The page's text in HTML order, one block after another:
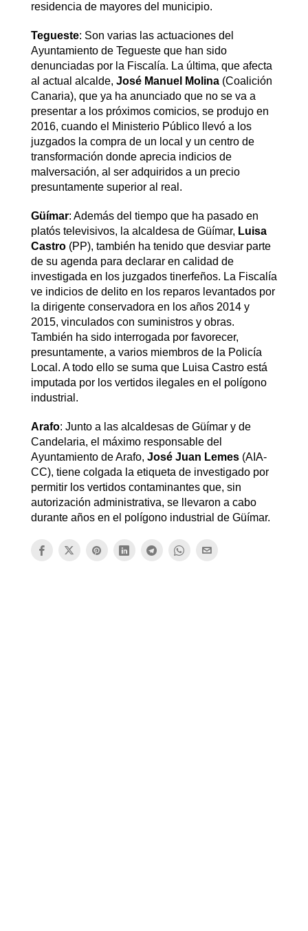
residencia de mayores del municipio.
Tegueste: Son varias las actuaciones del
Ayuntamiento de Tegueste que han sido
denunciadas por la Fiscalía. La última, que afecta
al actual alcalde, José Manuel Molina(Coalición
Canaria), que ya ha anunciado que no se va a
presentar a los próximos comicios, se produjo en
2016, cuando el Ministerio Público llevó a los
juzgados la compra de un local y un centro de
transformación donde aprecia indicios de
malversación, al ser adquiridos a un precio
presuntamente superior al real.
Güímar: Además del tiempo que ha pasado en
platós televisivos, la alcaldesa de Güímar, Luisa
Castro(PP), también ha tenido que desviar parte
de su agenda para declarar en calidad de
investigada en los juzgados tinerfeños. La Fiscalía
ve indicios de delito en los reparos levantados por
la dirigente conservadora en los años 2014 y
2015, vinculados con suministros y obras.
También ha sido interrogada por favorecer,
presuntamente, a varios miembros de la Policía
Local. A todo ello se suma que Luisa Castro está
imputada por los vertidos ilegales en el polígono
industrial.
Arafo: Junto a las alcaldesas de Güímar y de
Candelaria, el máximo responsable del
Ayuntamiento de Arafo, José Juan Lemes(AIA-
CC), tiene colgada la etiqueta de investigado por
permitir los vertidos contaminantes que, sin
autorización administrativa, se llevaron a cabo
durante años en el polígono industrial de Güímar.